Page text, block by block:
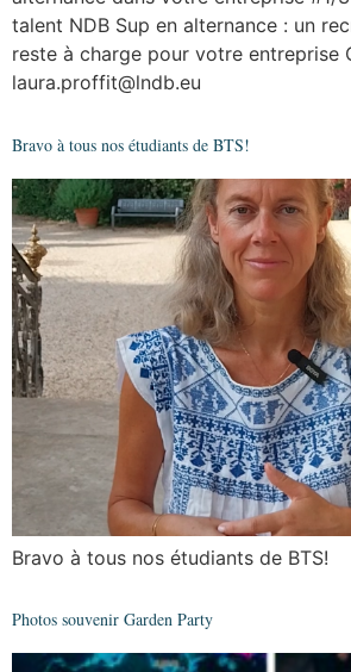
talent NDB Sup en alternance : un
reste à charge pour votre entreprise
laura.proffit@lndb.eu
Bravo à tous nos étudiants de BTS!
Bravo à tous nos étudiants de BTS!
Photos souvenir Garden Party